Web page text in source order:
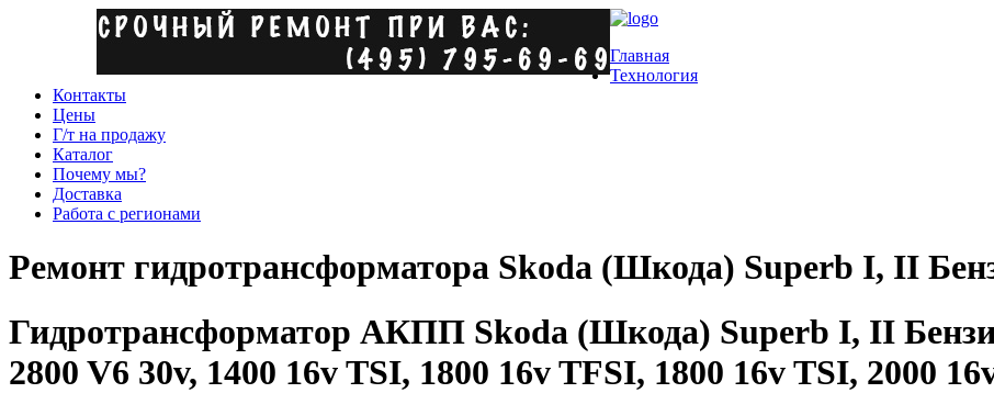
Главная
Технология
Контакты
Цены
Г/т на продажу
Каталог
Почему мы?
Доставка
Работа с регионами
Ремонт гидротрансформатора Skoda (Шкода) Superb I, II
Гидротрансформатор АКПП Skoda (Шкода) Superb I, II
2800 V6 30v, 1400 16v TSI, 1800 16v TFSI, 1800 16v TSI, 2000